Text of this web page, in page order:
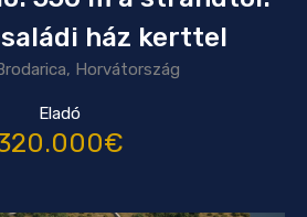
ház kerttel
Horvátország
Eladó